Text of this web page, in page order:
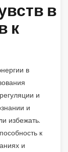
в
к
в
и
и
избежать.
к
и